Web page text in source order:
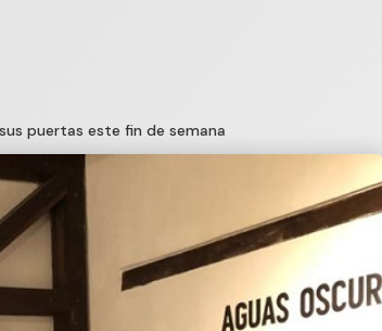
puertas este fin de semana